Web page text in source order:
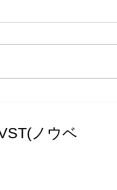
サポート～
ノウベ